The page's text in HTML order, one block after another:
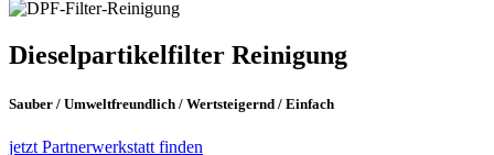
Dieselpartikelfilter Reinigung
Sauber / Umweltfreundlich / Wertsteigernd / Einfach
jetzt Partnerwerkstatt finden